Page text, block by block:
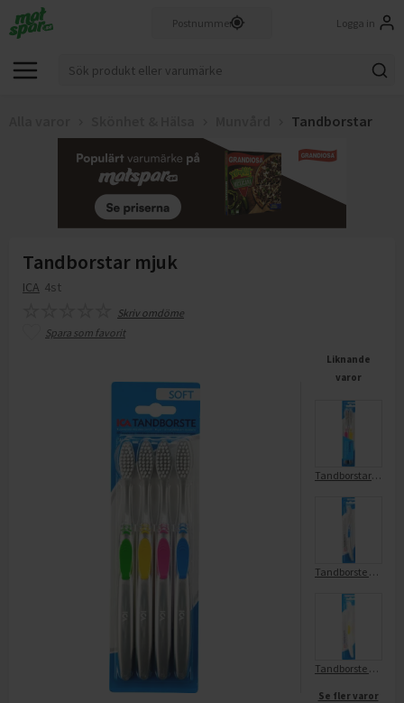
Logga in
Tandborstar
Tandborstar mjuk
ICA 4st
Skriv omdöme
Spara som favorit
Liknande
varor
Tandborstar mjuk
Tandborste mjuk
Tandborste extra mjuk
Se fler varor